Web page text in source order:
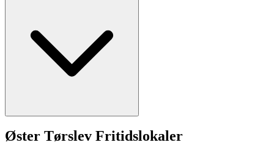
Øster Tørslev Fritidslokaler